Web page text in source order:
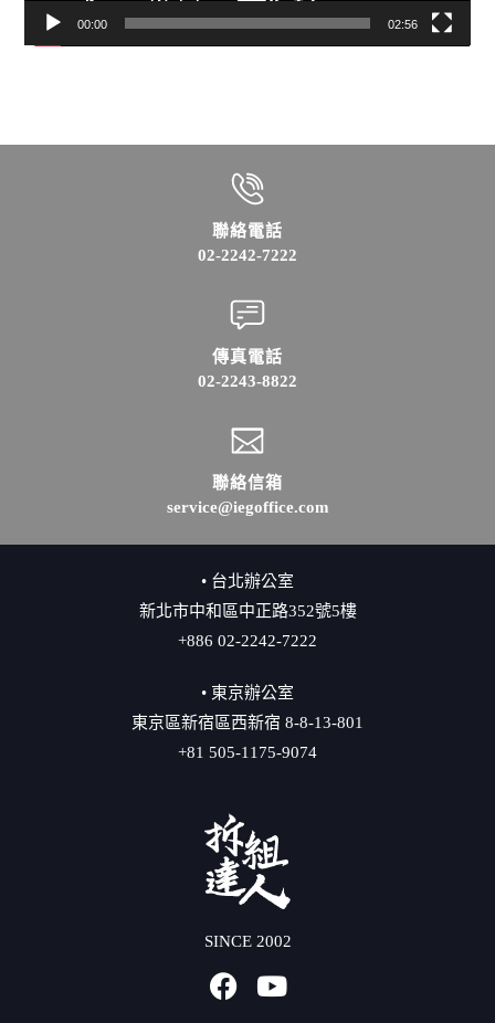
00:00 02:56
聯絡電話
02-2242-7222
傳真電話
02-2243-8822
聯絡信箱
service@iegoffice.com
• 台北辦公室
新北市中和區中正路352號5樓
+886 02-2242-7222
• 東京辦公室
東京區新宿區西新宿 8-8-13-801
+81 505-1175-9074
SINCE 2002